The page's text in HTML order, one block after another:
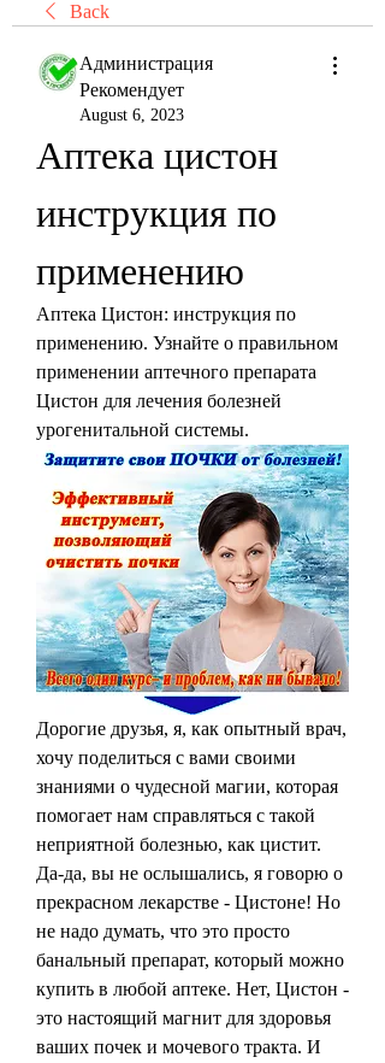
Back
Администрация
Рекомендует
August 6, 2023
Аптека цистон
инструкция по
применению
Аптека Цистон: инструкция по
применению. Узнайте о правильном
применении аптечного препарата
Цистон для лечения болезней
урогенитальной системы.
Дорогие друзья, я, как опытный врач,
хочу поделиться с вами своими
знаниями о чудесной магии, которая
помогает нам справляться с такой
неприятной болезнью, как цистит.
Да-да, вы не ослышались, я говорю о
прекрасном лекарстве - Цистоне! Но
не надо думать, что это просто
банальный препарат, который можно
купить в любой аптеке. Нет, Цистон -
это настоящий магнит для здоровья
ваших почек и мочевого тракта. И